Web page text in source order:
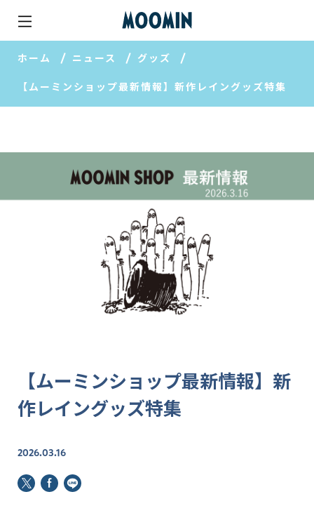
ホーム ニュース グッズ
【ムーミンショップ最新情報】新作レイングッズ特集
【ムーミンショップ最新情報】新
作レイングッズ特集
2026.03.16